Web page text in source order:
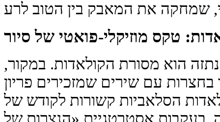
טקס מוזיקלי-פואטי של סיור
הוא מסורת הקולאדות. במקור,
בחצרות עם שירים שמזכירים פריון
הסלאביות קשורות לקודש של